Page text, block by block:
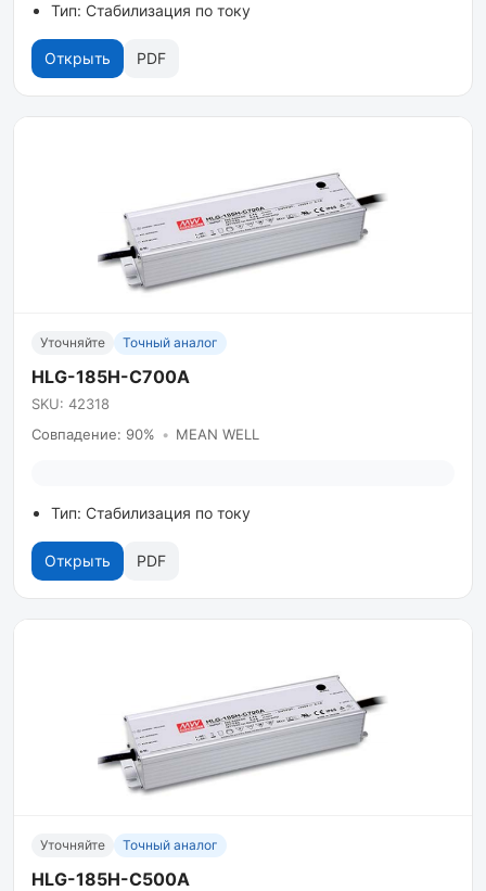
Тип: Стабилизация по току
Открыть PDF
Уточняйте Точный аналог
HLG-185H-C700A
SKU: 42318
Совпадение: 90% • MEAN WELL
Тип: Стабилизация по току
Открыть PDF
Уточняйте Точный аналог
HLG-185H-C500A